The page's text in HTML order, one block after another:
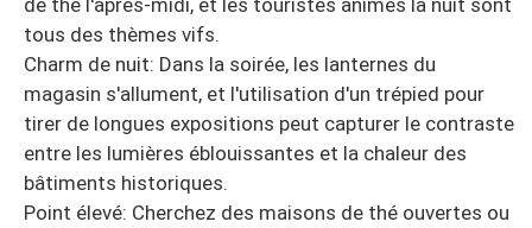
tous des thèmes vifs.
Charm de nuit: Dans la soirée, les lanternes du
magasin s'allument, et l'utilisation d'un trépied pour
tirer de longues expositions peut capturer le contraste
entre les lumières éblouissantes et la chaleur des
bâtiments historiques.
Point élevé: Cherchez des maisons de thé ouvertes ou